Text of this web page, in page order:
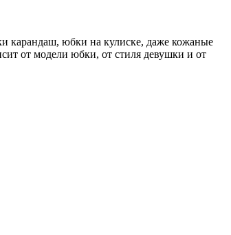
карандаш, юбки на кулиске, даже кожаные
от модели юбки, от стиля девушки и от